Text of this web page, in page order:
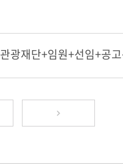
광재단+임원+선임+공